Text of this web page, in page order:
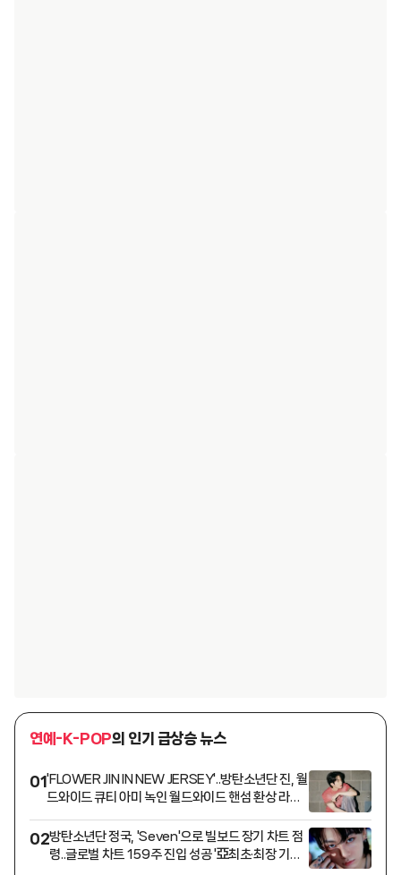
연예-K-POP의 인기 급상승 뉴스
01'FLOWER JIN IN NEW JERSEY'..방탄소년단 진, 월
드와이드 큐티 아미 녹인 월드와이드 핸섬 환상 라이
02방탄소년단 정국, 'Seven'으로 빌보드 장기 차트 점
령..글로벌 차트 159주 진입 성공 '亞최초·최장 기록